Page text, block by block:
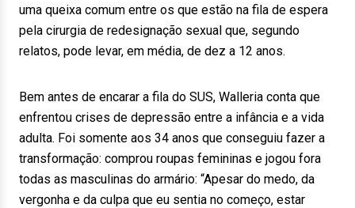
uma queixa comum entre os que estão na fila de espera
pela cirurgia de redesignação sexual que, segundo
relatos, pode levar, em média, de dez a 12 anos.
Bem antes de encarar a fila do SUS, Walleria conta que
enfrentou crises de depressão entre a infância e a vida
adulta. Foi somente aos 34 anos que conseguiu fazer a
transformação: comprou roupas femininas e jogou fora
todas as masculinas do armário: “Apesar do medo, da
vergonha e da culpa que eu sentia no começo, estar